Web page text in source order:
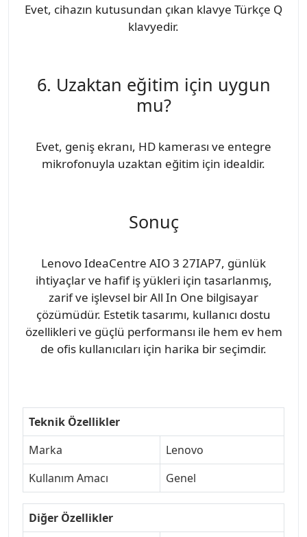
Evet, cihazın kutusundan çıkan klavye Türkçe Q
klavyedir.
6. Uzaktan eğitim için uygun
mu?
Evet, geniş ekranı, HD kamerası ve entegre
mikrofonuyla uzaktan eğitim için idealdir.
Sonuç
Lenovo IdeaCentre AIO 3 27IAP7, günlük
ihtiyaçlar ve hafif iş yükleri için tasarlanmış,
zarif ve işlevsel bir All In One bilgisayar
çözümüdür. Estetik tasarımı, kullanıcı dostu
özellikleri ve güçlü performansı ile hem ev hem
de ofis kullanıcıları için harika bir seçimdir.
Teknik Özellikler
Marka
Lenovo
Kullanım Amacı
Genel
Diğer Özellikler